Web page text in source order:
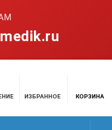
ИЗБРАННОЕ КОРЗИНА